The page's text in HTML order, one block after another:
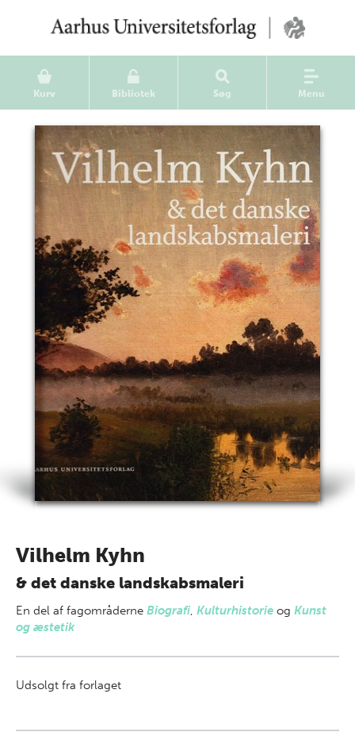
Kurv Bibliotek Søg Menu
Vilhelm Kyhn
& det danske landskabsmaleri
En del af fagområderne Biografi, Kulturhistorie og Kunst
og æstetik
Udsolgt fra forlaget